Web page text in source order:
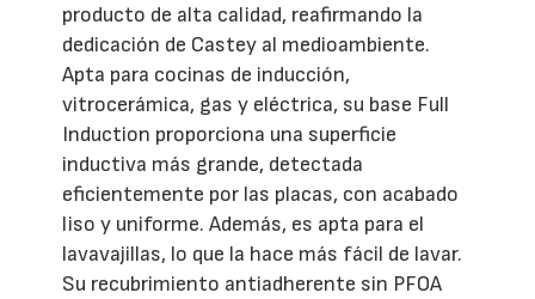
producto de alta calidad, reafirmando la
dedicación de Castey al medioambiente.
Apta para cocinas de inducción,
vitrocerámica, gas y eléctrica, su base Full
Induction proporciona una superficie
inductiva más grande, detectada
eficientemente por las placas, con acabado
liso y uniforme. Además, es apta para el
lavavajillas, lo que la hace más fácil de lavar.
Su recubrimiento antiadherente sin PFOA